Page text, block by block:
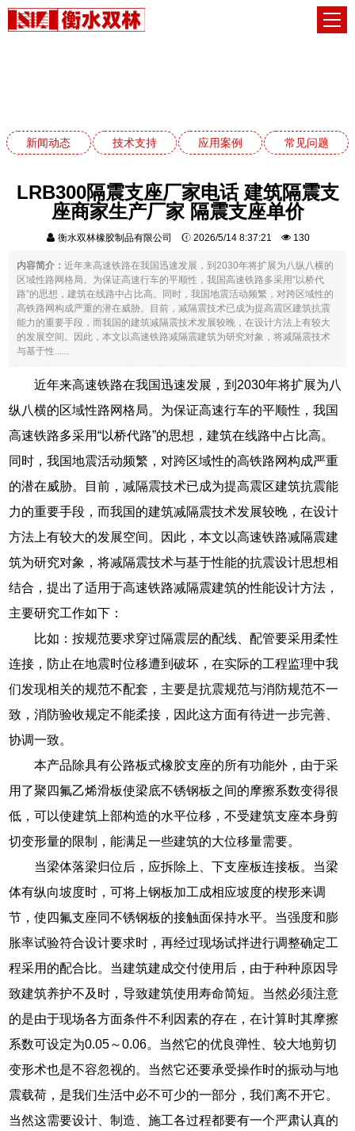
新闻动态 技术支持 应用案例 常见问题
LRB300隔震支座厂家电话 建筑隔震支
座商家生产厂家 隔震支座单价
衡水双林橡胶制品有限公司 2026/5/14 8:37:21 130
内容简介：近年来高速铁路在我国迅速发展，到2030年将扩展为八纵八横的
区域性路网格局。为保证高速行车的平顺性，我国高速铁路多采用“以桥代
路”的思想，建筑在线路中占比高。同时，我国地震活动频繁，对跨区域性的
高铁路网构成严重的潜在威胁。目前，减隔震技术已成为提高震区建筑抗震
能力的重要手段，而我国的建筑减隔震技术发展较晚，在设计方法上有较大
的发展空间。因此，本文以高速铁路减隔震建筑为研究对象，将减隔震技术
与基于性......
近年来高速铁路在我国迅速发展，到2030年将扩展为八
纵八横的区域性路网格局。为保证高速行车的平顺性，我国
高速铁路多采用“以桥代路”的思想，建筑在线路中占比高。
同时，我国地震活动频繁，对跨区域性的高铁路网构成严重
的潜在威胁。目前，减隔震技术已成为提高震区建筑抗震能
力的重要手段，而我国的建筑减隔震技术发展较晚，在设计
方法上有较大的发展空间。因此，本文以高速铁路减隔震建
筑为研究对象，将减隔震技术与基于性能的抗震设计思想相
结合，提出了适用于高速铁路减隔震建筑的性能设计方法，
主要研究工作如下：
比如：按规范要求穿过隔震层的配线、配管要采用柔性
连接，防止在地震时位移遭到破坏，在实际的工程监理中我
们发现相关的规范不配套，主要是抗震规范与消防规范不一
致，消防验收规定不能柔接，因此这方面有待进一步完善、
协调一致。
本产品除具有公路板式橡胶支座的所有功能外，由于采
用了聚四氟乙烯滑板使梁底不锈钢板之间的摩擦系数变得很
低，可以使建筑上部构造的水平位移，不受建筑支座本身剪
切变形量的限制，能满足一些建筑的大位移量需要。
当梁体落梁归位后，应拆除上、下支座板连接板。当梁
体有纵向坡度时，可将上钢板加工成相应坡度的楔形来调
节，使四氟支座同不锈钢板的接触面保持水平。当强度和膨
胀率试验符合设计要求时，再经过现场试拌进行调整确定工
程采用的配合比。当建筑建成交付使用后，由于种种原因导
致建筑养护不及时，导致建筑使用寿命简短。当然必须注意
的是由于现场各方面条件不利因素的存在，在计算时其摩擦
系数可设定为0.05～0.06。当然它的优良弹性、较大地剪切
变形术也是不容忽视的。当然它还要承受操作时的振动与地
震载荷，是我们生活中必不可少的一部分，我们离不开它。
当然这需要设计、制造、施工各过程都要有一个严肃认真的